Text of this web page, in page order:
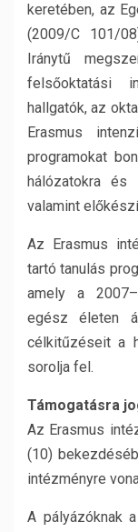
keretében, az
(2009/C 101/
Iránytű
felsőoktatási
hallgatók, az
Erasmus
programokat
hálózatokra és
valamint
Az Erasmus
tartó tanulás
amely a
egész életen
célkitűzéseit a
sorolja fel.
Támogatásra
Az Erasmus
(10)
intézményre
A pályázóknak